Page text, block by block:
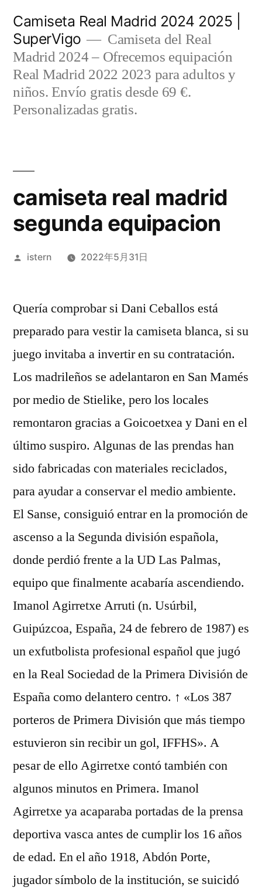
contenido
Camiseta Real Madrid 2024 2025 |
SuperVigo
Camiseta del Real
Madrid 2024 – Ofrecemos equipación
Real Madrid 2022 2023 para adultos y
niños. Envío gratis desde 69 €.
Personalizadas gratis.
camiseta real madrid
segunda equipacion
Publicado
istern 2022年5月31日
Quería comprobar si Dani Ceballos está
preparado para vestir la camiseta blanca, si su
juego invitaba a invertir en su contratación.
Los madrileños se adelantaron en San Mamés
por medio de Stielike, pero los locales
remontaron gracias a Goicoetxea y Dani en el
último suspiro. Algunas de las prendas han
sido fabricadas con materiales reciclados,
para ayudar a conservar el medio ambiente.
El Sanse, consiguió entrar en la promoción de
ascenso a la Segunda división española,
donde perdió frente a la UD Las Palmas,
equipo que finalmente acabaría ascendiendo.
Imanol Agirretxe Arruti (n. Usúrbil,
Guipúzcoa, España, 24 de febrero de 1987) es
un exfutbolista profesional español que jugó
en la Real Sociedad de la Primera División de
España como delantero centro. ↑ «Los 387
porteros de Primera División que más tiempo
estuvieron sin recibir un gol, IFFHS». A
pesar de ello Agirretxe contó también con
algunos minutos en Primera. Imanol
Agirretxe ya acaparaba portadas de la prensa
deportiva vasca antes de cumplir los 16 años
de edad. En el año 1918, Abdón Porte,
jugador símbolo de la institución, se suicidó